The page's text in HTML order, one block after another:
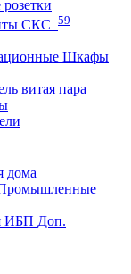
СКС 59
Шкафы
витая пара
дома
Доп.